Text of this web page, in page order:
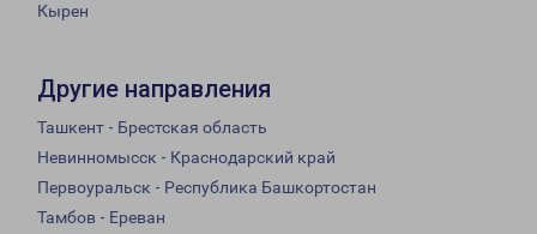
Кырен
Другие направления
Ташкент - Брестская область
Невинномысск - Краснодарский край
Первоуральск - Республика Башкортостан
Тамбов - Ереван